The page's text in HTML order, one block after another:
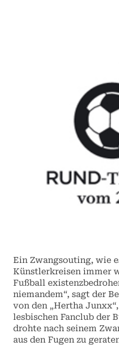
Ein Zwangsouting, wie
Künstlerkreisen immer
Fußball
niemandem“, sagt der
von den „Hertha
lesbischen Fanclub der
drohte nach seinem
aus den Fugen zu